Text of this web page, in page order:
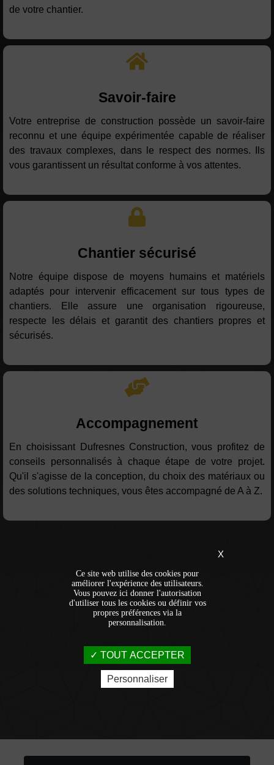
de votre chantier.
Savoir-faire
Votre entreprise de construction possède un savoir-faire
reconnu et une équipe expérimentée capable de réaliser
des travaux complexes, dans le respect des normes. Ils
vous garantissent un résultat conforme à vos attentes.
Chantier sécurisé
Notre équipe dispose de moyens humains et matériels
adaptés pour intervenir efficacement sur tous types de
chantiers. Elle assure une organisation rigoureuse,
respecte les délais et garantit des chantiers propres et
sécurisés.
Accompagnement
En choisissant Dufresnes Construction, vous profitez de
conseils personnalisés à chaque étape de votre projet.
Qu'il s'agisse de la conception, du choix des matériaux ou
des solutions techniques, vous êtes accompagné de A à Z.
X
Ce site web utilise des cookies pour
améliorer l'expérience des utilisateurs.
Vous pouvez ici donner l'autorisation
d'utiliser tous les cookies ou définir vos
propres préférences via la
personnalisation.
TOUT ACCEPTER
Personnaliser